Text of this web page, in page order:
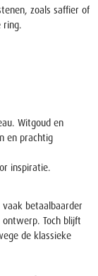
zoals saffier of
ring.
Witgoud en
en prachtig
inspiratie.
betaalbaarder
Toch blijft
de klassieke